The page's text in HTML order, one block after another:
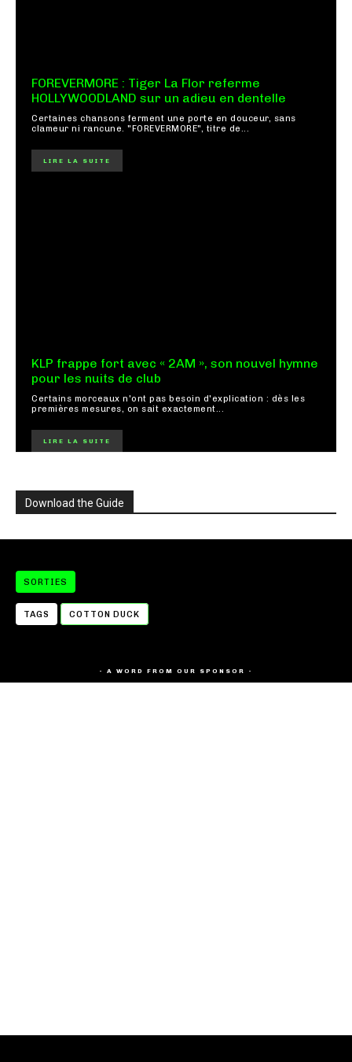
FOREVERMORE : Tiger La Flor referme
HOLLYWOODLAND sur un adieu en dentelle
Certaines chansons ferment une porte en douceur, sans
clameur ni rancune. "FOREVERMORE", titre de...
LIRE LA SUITE
KLP frappe fort avec « 2AM », son nouvel hymne
pour les nuits de club
Certains morceaux n'ont pas besoin d'explication : dès les
premières mesures, on sait exactement...
LIRE LA SUITE
Download the Guide
SORTIES
TAGS COTTON DUCK
- A WORD FROM OUR SPONSOR -